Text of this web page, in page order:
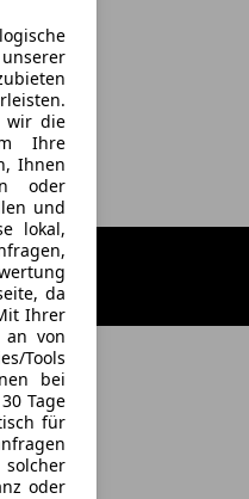
wir die
Ihre
Ihnen
oder
und
lokal,
da
Ihrer
an von
Tools
bei
Tage
für
oder